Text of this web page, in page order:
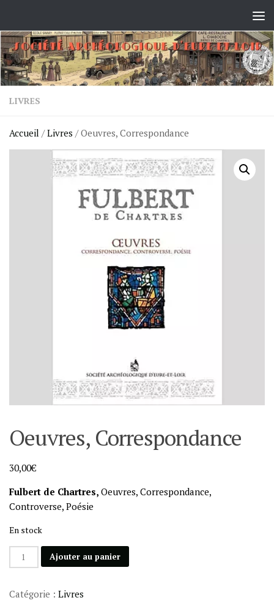
LIVRES
Accueil /Livres / Oeuvres, Correspondance
Oeuvres, Correspondance
30,00€
Fulbert de Chartres, Oeuvres, Correspondance,
Controverse, Poésie
En stock
quantité
de
Correspondance
Ajouter au panier
Catégorie : Livres